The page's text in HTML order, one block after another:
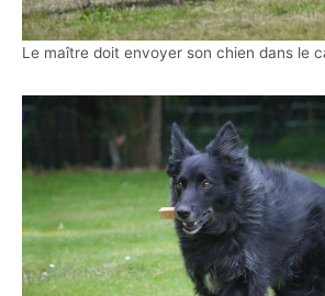
Le maître doit envoyer son chien dans le